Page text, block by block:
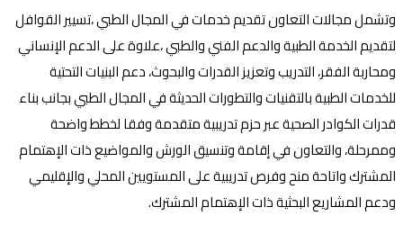
وتشمل مجالات التعاون تقديم خدمات في المجال الطبي ،تسيير القوافل
لتقديم الخدمة الطبية والدعم الفني والطبي ،علاوة على الدعم الإنساني
ومحاربة الفقر، التدريب وتعزيز القدرات والبحوث، دعم البنيات التحتية
للخدمات الطبية بالتقنيات والتطورات الحديثة في المجال الطبي بجانب بناء
قدرات الكوادر الصحية عبر حزم تدريبية متقدمة وفقا لخطط واضحة
وممرحلة، والتعاون في إقامة وتنسيق الورش والمواضيع ذات الإهتمام
المشترك واتاحة منح وفرص تدريبية على المستويين المحلي والإقليمي
ودعم المشاريع البحثية ذات الإهتمام المشترك.